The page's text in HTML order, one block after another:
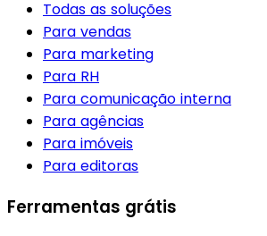
Todas as soluções
Para vendas
Para marketing
Para RH
Para comunicação interna
Para agências
Para imóveis
Para editoras
Ferramentas grátis